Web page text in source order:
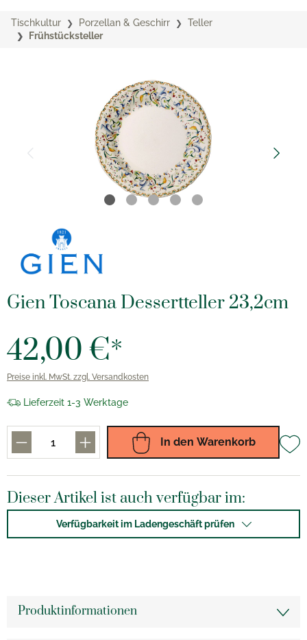
Tischkultur Porzellan & Geschirr
Teller
Frühstücksteller
Gien Toscana Dessertteller 23,2cm
42,00 €*
Preise inkl. MwSt. zzgl. Versandkosten
Lieferzeit 1-3 Werktage
In den Warenkorb
Dieser Artikel ist auch verfügbar im:
Verfügbarkeit im Ladengeschäft prüfen
Produktinformationen